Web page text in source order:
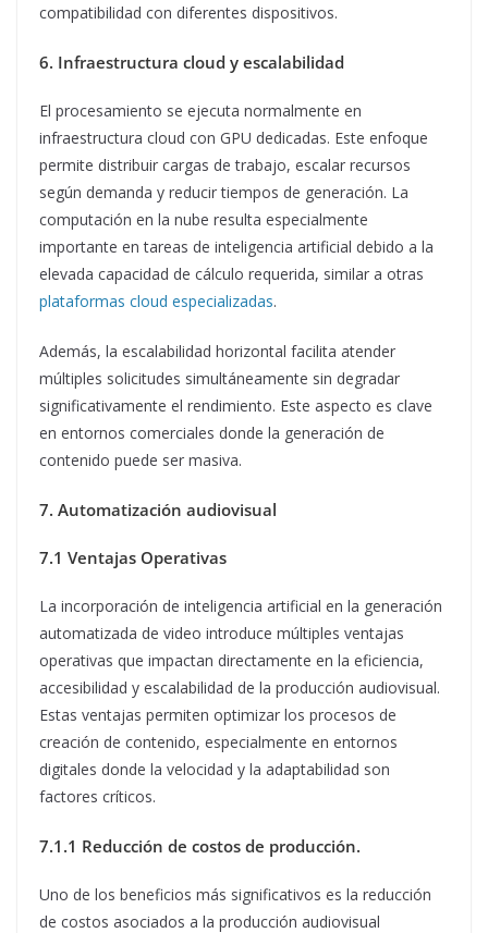
compatibilidad con diferentes dispositivos.
6. Infraestructura cloud y escalabilidad
El procesamiento se ejecuta normalmente en
infraestructura cloud con GPU dedicadas. Este enfoque
permite distribuir cargas de trabajo, escalar recursos
según demanda y reducir tiempos de generación. La
computación en la nube resulta especialmente
importante en tareas de inteligencia artificial debido a la
elevada capacidad de cálculo requerida, similar a otras
plataformas cloud especializadas.
Además, la escalabilidad horizontal facilita atender
múltiples solicitudes simultáneamente sin degradar
significativamente el rendimiento. Este aspecto es clave
en entornos comerciales donde la generación de
contenido puede ser masiva.
7. Automatización audiovisual
7.1 Ventajas Operativas
La incorporación de inteligencia artificial en la generación
automatizada de video introduce múltiples ventajas
operativas que impactan directamente en la eficiencia,
accesibilidad y escalabilidad de la producción audiovisual.
Estas ventajas permiten optimizar los procesos de
creación de contenido, especialmente en entornos
digitales donde la velocidad y la adaptabilidad son
factores críticos.
7.1.1 Reducción de costos de producción.
Uno de los beneficios más significativos es la reducción
de costos asociados a la producción audiovisual